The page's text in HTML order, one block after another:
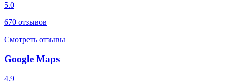
5.0
670 отзывов
Смотреть отзывы
Google Maps
4.9